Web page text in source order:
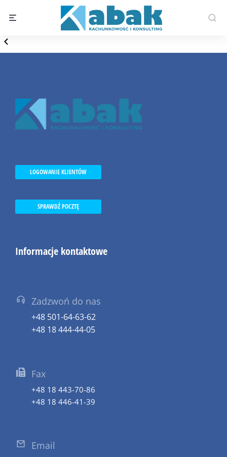
LOGOWANIE KLIENTÓW
SPRAWDŹ POCZTĘ
Informacje kontaktowe
Zadzwoń do nas
+48 501-64-63-62
+48 18 444-44-05
Fax
+48 18 443-70-86
+48 18 446-41-39
Email